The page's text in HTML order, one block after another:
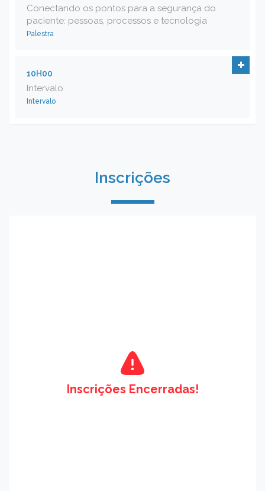
Conectando os pontos para a segurança do
paciente: pessoas, processos e tecnologia
Palestra
10H00
Intervalo
Intervalo
Inscrições
Inscrições Encerradas!